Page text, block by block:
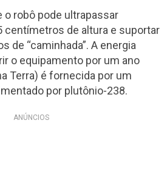
o robô pode ultrapassar
centímetros de altura e suportar
de “caminhada”. A energia
o equipamento por um ano
Terra) é fornecida por um
por plutônio-238.
ANÚNCIOS